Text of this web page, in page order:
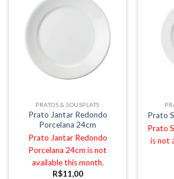
PRATOS & SOUSPLATS
Prato Jantar Redondo
Porcelana 24cm
Prato Jantar Redondo
Porcelana 24cm is not
available this month.
R$11,00
Prato
Prato
is not